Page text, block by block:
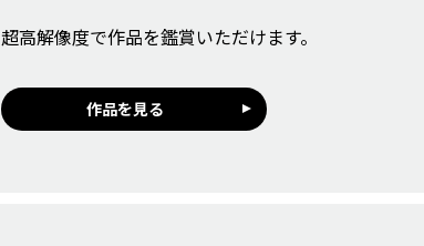
超高解像度で作品を鑑賞いただけます。
作品を見る